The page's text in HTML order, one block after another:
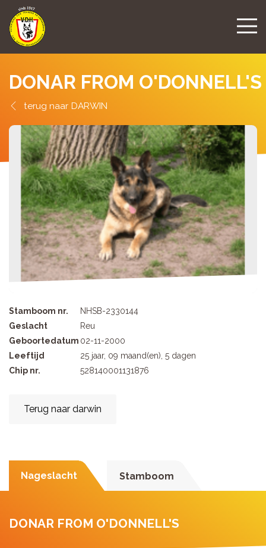
DONAR FROM O'DONNELL'S
DARWIN
Stamboom nr.
NHSB-2330144
Geslacht
Reu
Geboortedatum 02-11-2000
Leeftijd
25 jaar, 09 maand(en), 5 dagen
Chip nr.
528140001131876
Terug naar darwin
Nageslacht Stamboom
DONAR FROM O'DONNELL'S